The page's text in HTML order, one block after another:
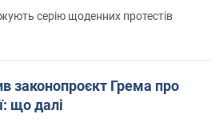
серію щоденних протестів
законопроєкт Грема про
що далі